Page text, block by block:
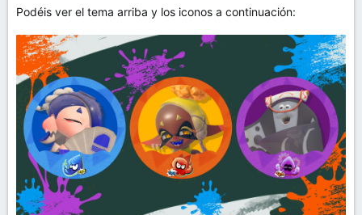
Podéis ver el tema arriba y los iconos a continuación: